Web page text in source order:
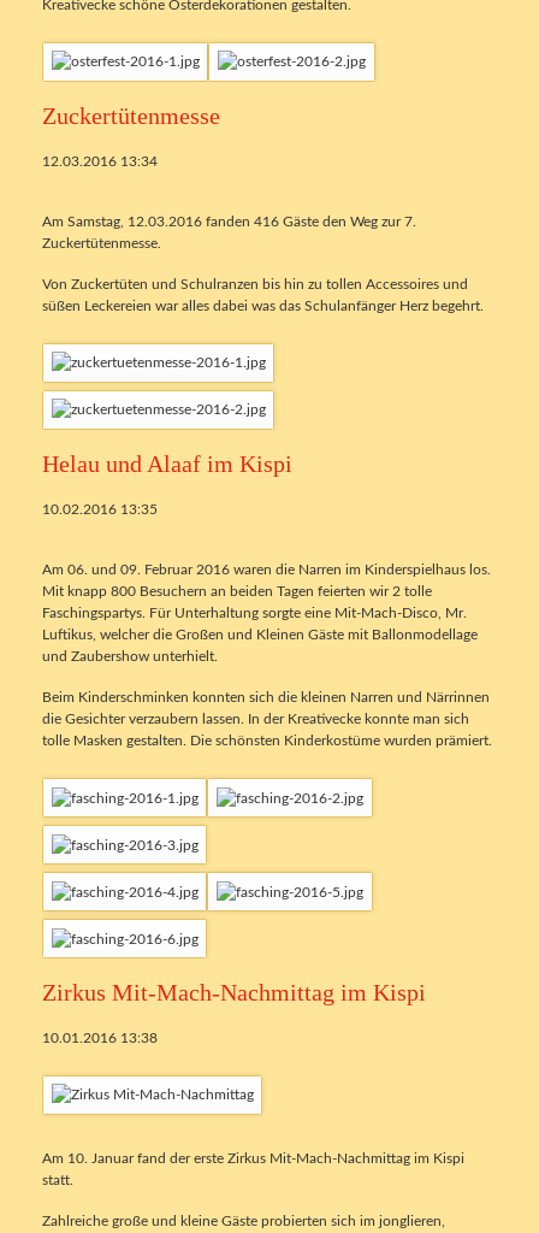
Kreativecke schöne Osterdekorationen gestalten.
Zuckertütenmesse
12.03.2016 13:34
Am Samstag, 12.03.2016 fanden 416 Gäste den Weg zur 7.
Zuckertütenmesse.
Von Zuckertüten und Schulranzen bis hin zu tollen Accessoires und
süßen Leckereien war alles dabei was das Schulanfänger Herz begehrt.
Helau und Alaaf im Kispi
10.02.2016 13:35
Am 06. und 09. Februar 2016 waren die Narren im Kinderspielhaus los.
Mit knapp 800 Besuchern an beiden Tagen feierten wir 2 tolle
Faschingspartys. Für Unterhaltung sorgte eine Mit-Mach-Disco, Mr.
Luftikus, welcher die Großen und Kleinen Gäste mit Ballonmodellage
und Zaubershow unterhielt.
Beim Kinderschminken konnten sich die kleinen Narren und Närrinnen
die Gesichter verzaubern lassen. In der Kreativecke konnte man sich
tolle Masken gestalten. Die schönsten Kinderkostüme wurden prämiert.
Zirkus Mit-Mach-Nachmittag im Kispi
10.01.2016 13:38
Am 10. Januar fand der erste Zirkus Mit-Mach-Nachmittag im Kispi
statt.
Zahlreiche große und kleine Gäste probierten sich im jonglieren,